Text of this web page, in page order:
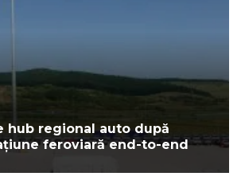
hub regional auto după
feroviară end-to-end